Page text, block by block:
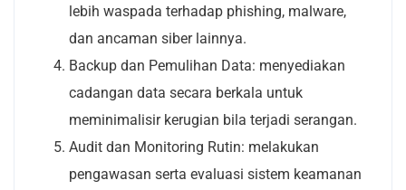
lebih waspada terhadap phishing, malware,
dan ancaman siber lainnya.
Backup dan Pemulihan Data: menyediakan
cadangan data secara berkala untuk
meminimalisir kerugian bila terjadi serangan.
Audit dan Monitoring Rutin: melakukan
pengawasan serta evaluasi sistem keamanan